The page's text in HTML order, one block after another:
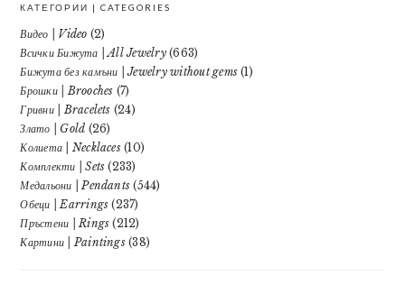
КАТЕГОРИИ | CATEGORIES
Видео | Video (2)
Всички Бижута | All Jewelry(663)
Бижута без камъни | Jewelry without gems (1)
Брошки | Brooches (7)
Гривни | Bracelets (24)
Злато | Gold (26)
Колиета | Necklaces(10)
Комплекти | Sets (233)
Медальони | Pendants (544)
Обеци | Earrings (237)
Пръстени | Rings (212)
Картини | Paintings(38)